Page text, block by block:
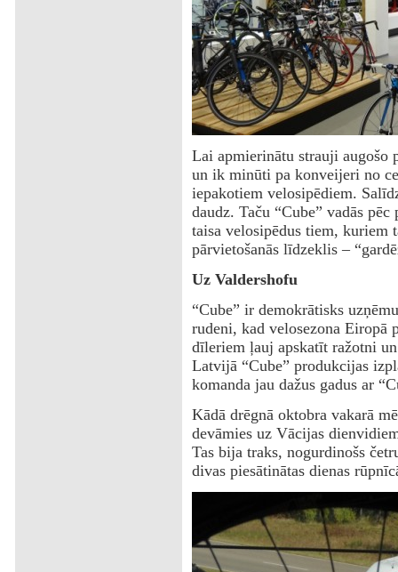
Lai apmierinātu strauji augošo
un ik minūti pa konveijeri no
iepakotiem velosipēdiem.
daudz. Taču “Cube” vadās
taisa velosipēdus tiem, kuriem
pārvietošanās līdzeklis –
Uz Valdershofu
“Cube” ir demokrātisks
rudeni, kad velosezona Eiropā
dīleriem ļauj apskatīt ražotni
Latvijā “Cube” produkcijas
komanda jau dažus gadus ar
Kādā drēgnā oktobra vakarā
devāmies uz Vācijas
Tas bija traks, nogurdinošs
divas piesātinātas dienas